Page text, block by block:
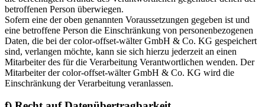
betroffenen Person überwiegen.
Sofern eine der oben genannten Voraussetzungen gegeben ist und
eine betroffene Person die Einschränkung von personenbezogenen
Daten, die bei der color-offset-wälter GmbH & Co. KG gespeichert
sind, verlangen möchte, kann sie sich hierzu jederzeit an einen
Mitarbeiter des für die Verarbeitung Verantwortlichen wenden. Der
Mitarbeiter der color-offset-wälter GmbH & Co. KG wird die
Einschränkung der Verarbeitung veranlassen.